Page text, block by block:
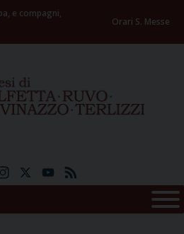
e compagni,
Orari S. Messe
InstagramYouTube